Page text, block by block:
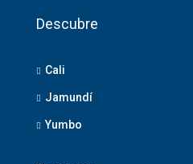
Descubre
Cali
Jamundí
Yumbo